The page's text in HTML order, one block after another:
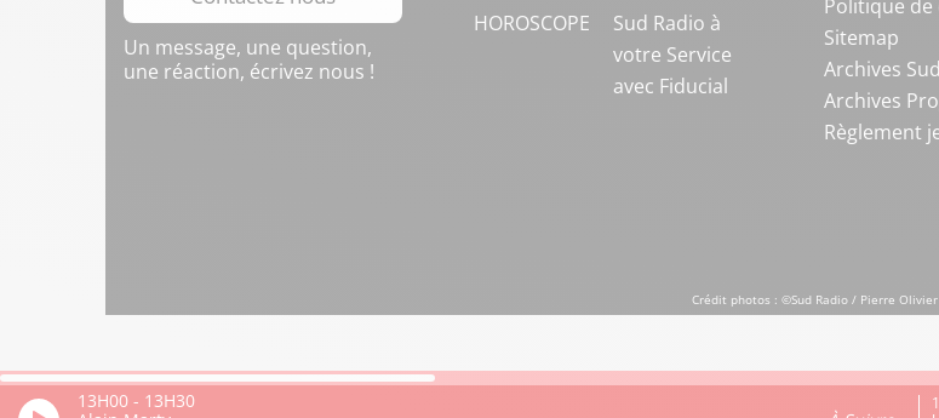
Un message, une question,
une réaction, écrivez nous !
HOROSCOPE
Sud Radio à
votre Service
avec Fiducial
Politique
Sitemap
Archives
Archives
Règlement
Crédit photos : ©Sud Radio / Pierre Olivier
13H00 - 13H30